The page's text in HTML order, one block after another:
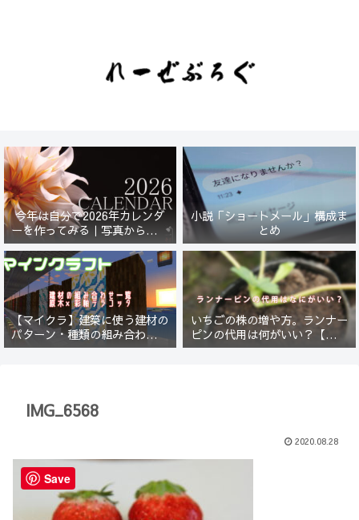
今年は自分で2026年カレンダ
ーを作ってみる｜写真から始ま
る小さなプロジェクト【一灯
花】
小説「ショートメール」構成ま
とめ
【マイクラ】建築に使う建材の
パターン・種類の組み合わせ一
覧！原木×彩釉テラコッタ編
いちごの株の増や方。ランナー
ピンの代用は何がいい？【５年
放置したイチゴは復活するの
IMG_6568
2020.08.28
Save